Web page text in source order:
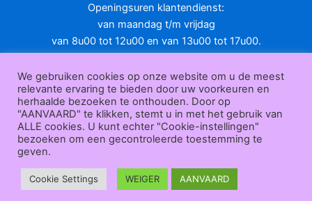
op
productpagina
Openingsuren klantendienst:
van maandag t/m vrijdag
van 8u00 tot 12u00 en van 13u00 tot 17u00.
KLANTENSERVICE
Over
ons|Bedrijfsgegevens| F.A.Q.|Bestelprocedure | Betaling
ending | Retourneren|Herroepingsrecht|Herroepingsfunctie
ederverkoop|Bedrukken|Contact
Algemene voorwaarden
Maxisafety.nl © 2026
We gebruiken cookies op onze website om u de meest
relevante ervaring te bieden door uw voorkeuren en
herhaalde bezoeken te onthouden. Door op
"AANVAARD" te klikken, stemt u in met het gebruik van
ALLE cookies. U kunt echter "Cookie-instellingen"
bezoeken om een gecontroleerde toestemming te
geven.
Cookie Settings WEIGER AANVAARD